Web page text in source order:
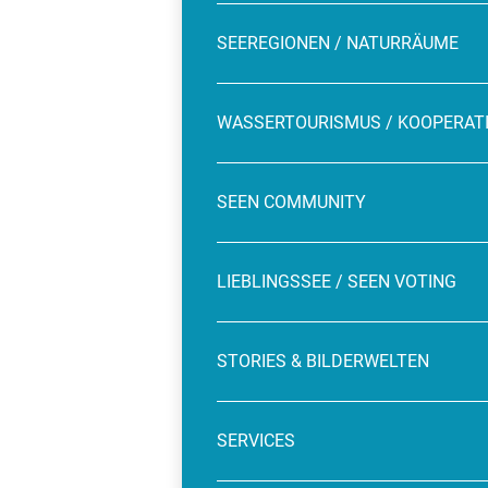
SEEREGIONEN / NATURRÄUME
WASSERTOURISMUS /
SEEN COMMUNITY
LIEBLINGSSEE / SEEN VOTING
STORIES & BILDERWELTEN
SERVICES